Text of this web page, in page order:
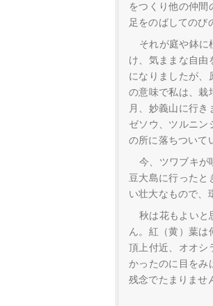
をつくり他の仲間
足をのばしてのび
それが庭や鉢に
け、気ままな自由
になりましたが、
の意味で私は、栽
月、妙義山に行
ゼソウ、ツルニン
の所に落ちついて
今、ツワブキが
豆大島に行ったと
い壮大なもので、
秋は花もよいと
ん。紅（黄）葉
頂上付近、オオシ
かったのに目をみ
残念でたまりま